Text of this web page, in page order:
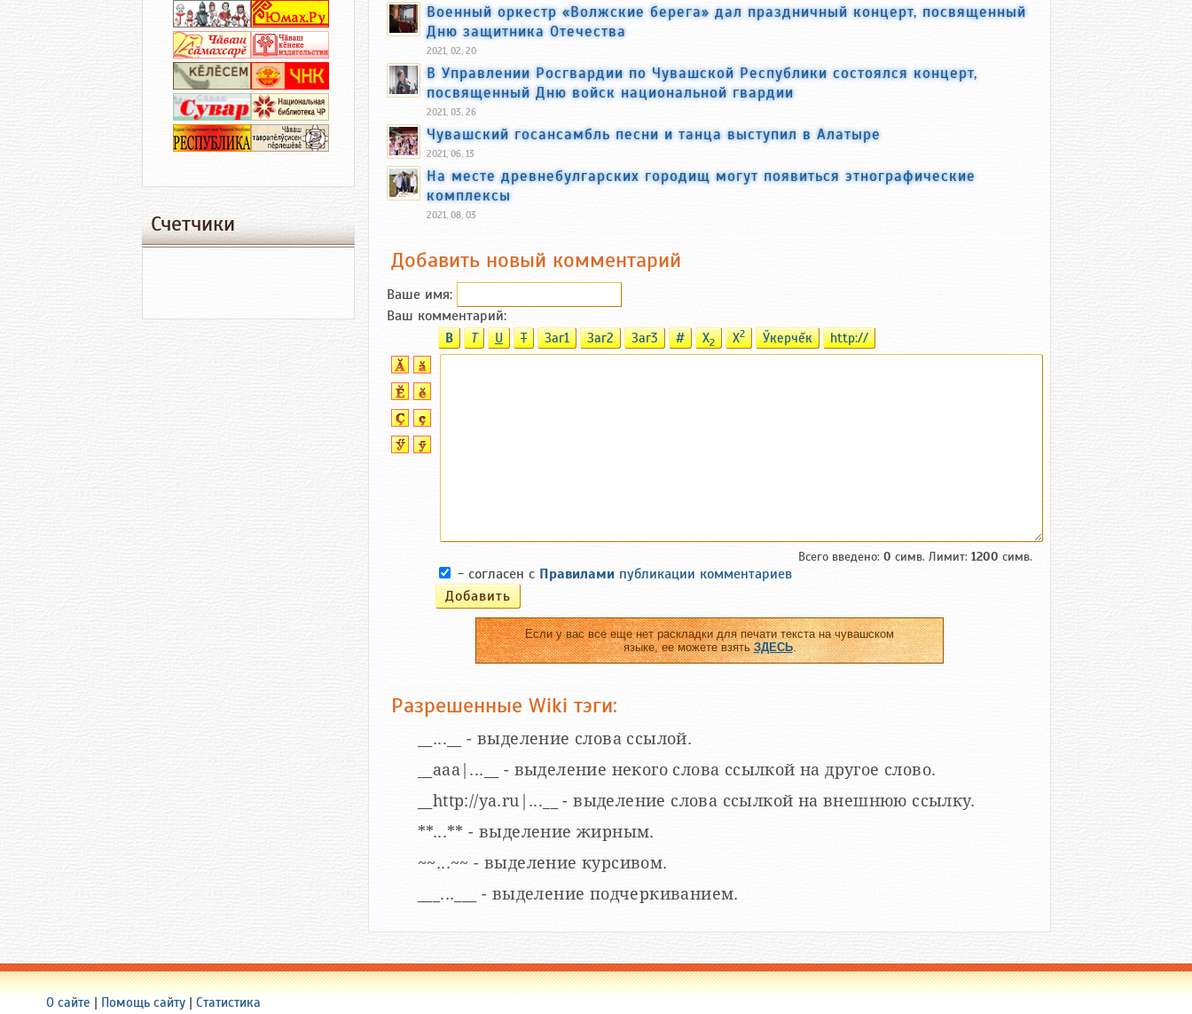
Военный оркестр «Волжские берега» дал праздничный концерт, посвященный
Дню защитника Отечества
2021, 02, 20
В Управлении Росгвардии по Чувашской Республики состоялся концерт,
посвященный Дню войск национальной гвардии
2021, 03, 26
Чувашский госансамбль песни и танца выступил в Алатыре
2021, 06, 13
На месте древнебулгарских городищ могут появиться этнографические
комплексы
2021, 08, 03
Добавить новый комментарий
Ваше имя:
Ваш комментарий:
B T U T Заг1 Заг2 Заг3 # X2 X2 Ӳкерчĕк http://
Всего введено: 0 симв. Лимит: 1200 симв.
- согласен с Правилами публикации комментариев
Если у вас все еще нет раскладки для печати текста на чувашском
языке, ее можете взятьЗДЕСЬ.
Разрешенные Wiki тэги:
__...__ - выделение слова ссылой.
__aaa|...__ - выделение некого слова ссылкой на другое слово.
__http://ya.ru|...__ - выделение слова ссылкой на внешнюю ссылку.
**...** - выделение жирным.
~~...~~ - выделение курсивом.
___...___ - выделение подчеркиванием.
Счетчики
О сайте | Помощь сайту | Статистика